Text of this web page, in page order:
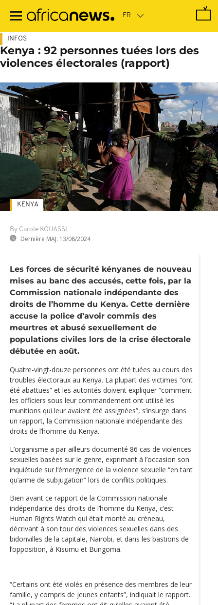
contenu
INFOS
Kenya : 92 personnes tuées lors des
violences électorales (rapport)
By Carole KOUASSI
Dernière MAJ: 13/08/2024
KENYA
Les forces de sécurité kényanes de nouveau
mises au banc des accusés, cette fois, par la
Commission nationale indépendante des
droits de l’homme du Kenya. Cette dernière
accuse la police d’avoir commis des
meurtres et abusé sexuellement de
populations civiles lors de la crise électorale
débutée en août.
Quatre-vingt-douze personnes ont été tuées au cours des
troubles électoraux au Kenya. La plupart des victimes “ont
été abattues” et les autorités doivent expliquer “comment
les officiers sous leur commandement ont utilisé les
munitions qui leur avaient été assignées”, s’insurge dans
un rapport, la Commission nationale indépendante des
droits de l’homme du Kenya.
L’organisme a par ailleurs documenté 86 cas de violences
sexuelles basées sur le genre, exprimant à l’occasion son
inquiétude sur l‘émergence de la violence sexuelle “en tant
qu’arme de subjugation” lors de conflits politiques.
Bien avant ce rapport de la Commission nationale
indépendante des droits de l’homme du Kenya, c’est
Human Rights Watch qui était monté au créneau,
décrivant à son tour des violences sexuelles dans des
bidonvilles de la capitale, Nairobi, et dans les bastions de
l’opposition, à Kisumu et Bungoma.
“Certains ont été violés en présence des membres de leur
famille, y compris de jeunes enfants”, indiquait le rapport.